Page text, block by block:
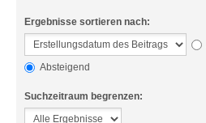
Ergebnisse sortieren nach:
Absteigend
Suchzeitraum begrenzen: